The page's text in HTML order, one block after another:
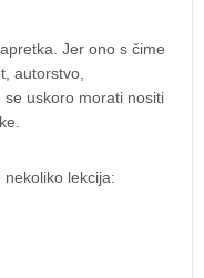
Jer ono s čime
autorstvo,
uskoro morati nositi
lekcija: